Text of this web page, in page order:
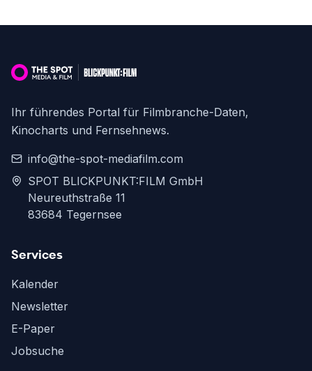
Ihr führendes Portal für Filmbranche-Daten,
Kinocharts und Fernsehnews.
info@the-spot-mediafilm.com
SPOT BLICKPUNKT:FILM GmbH
Neureuthstraße 11
83684 Tegernsee
Services
Kalender
Newsletter
E-Paper
Jobsuche